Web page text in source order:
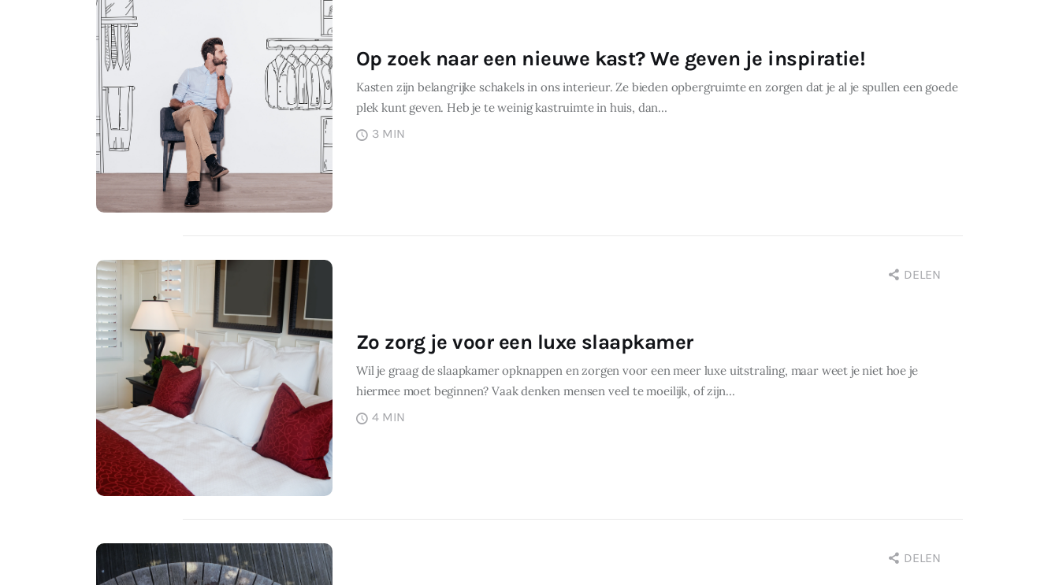
Op zoek naar een nieuwe kast? We geven je inspiratie!
Kasten zijn belangrijke schakels in ons interieur. Ze bieden opbergruimte en zorgen dat je al je spullen een goede
plek kunt geven. Heb je te weinig kastruimte in huis, dan…
3 MIN
Zo zorg je voor een luxe slaapkamer
Wil je graag de slaapkamer opknappen en zorgen voor een meer luxe uitstraling, maar weet je niet hoe je
hiermee moet beginnen? Vaak denken mensen veel te moeilijk, of zijn…
DELEN
4 MIN
DELEN